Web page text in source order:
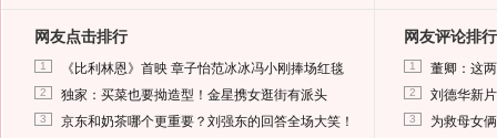
网友点击排行
1 《比利林恩》首映 章子怡范冰冰冯小刚捧场红毯
2 独家：买菜也要拗造型！金星携女逛街有派头
3 京东和奶茶哪个更重要？刘强东的回答全场大笑！
网友评论排行
1 董卿：这
2 刘德华新
3 为救母女